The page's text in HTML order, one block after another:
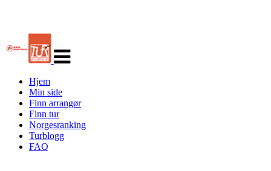
navigasjon
Hjem
Min side
Finn arrangør
Finn tur
Norgesranking
Turblogg
FAQ